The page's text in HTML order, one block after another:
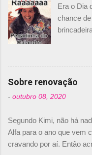
Era o Dia
chance
de abril
comprado
com
foi
Daniele
não será
2010. "Na
de
Sobre renovação
- outubro 08, 2020
Segundo Kimi, não há
Alfa para o ano que vem
cravando por aí. Então